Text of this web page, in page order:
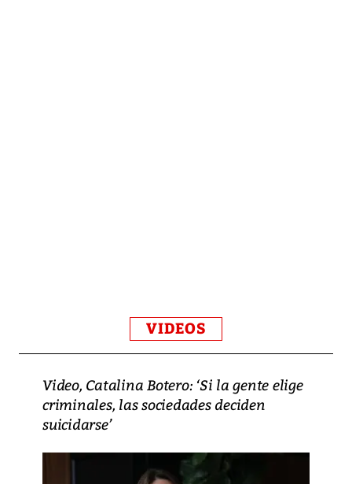
VIDEOS
Video, Catalina Botero: ‘Si la gente elige
criminales, las sociedades deciden
suicidarse’